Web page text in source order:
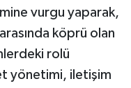
vurgu yaparak,
köprü olan
rolü
yönetimi, iletişim